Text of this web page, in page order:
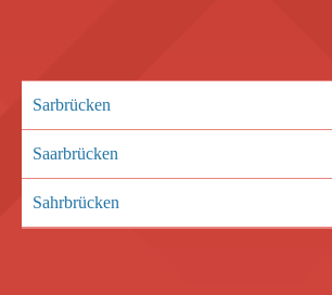
Sarbrücken
Saarbrücken
Sahrbrücken